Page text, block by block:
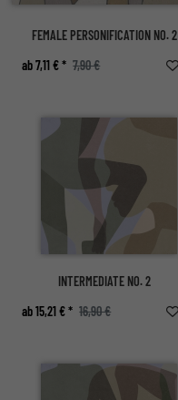
FEMALE PERSONIFICATION NO. 2
ab 7,11 € * 7,90 €
INTERMEDIATE NO. 2
ab 15,21 € * 16,90 €